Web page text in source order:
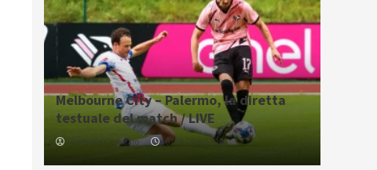
Melbourne City – Palermo, la diretta
testuale del match / LIVE
Gabriele Cavallaro 07/08/2026 12:12